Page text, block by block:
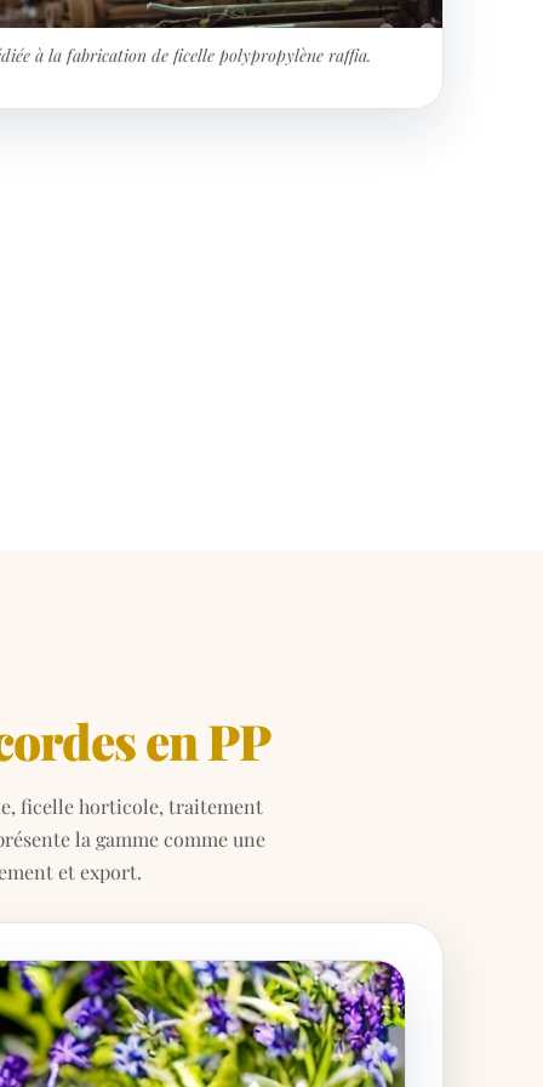
à la fabrication de ficelle polypropylène raffia.
en PP
ficelle horticole, traitement
la gamme comme une
et export.